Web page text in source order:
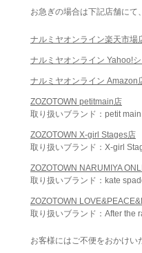
お急ぎの場合は下記店舗にて
ナルミヤオンライン楽天市場
ナルミヤオンライン Yahoo!
ナルミヤオンライン Amazon
ZOZOTOWN petitmain店
取り扱いブランド：petit
ZOZOTOWN X-girl Stages店
取り扱いブランド：X-girl
ZOZOTOWN NARUMIYA
取り扱いブランド：kate
ZOZOTOWN
取り扱いブランド：After the
お客様にはご不便をおかけい